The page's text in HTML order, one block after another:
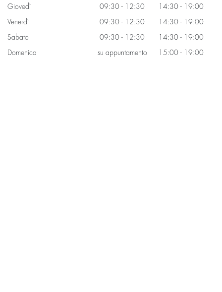
Giovedì
09:30 - 12:30
14:30 - 19:00
Venerdì
09:30 - 12:30
14:30 - 19:00
Sabato
09:30 - 12:30
14:30 - 19:00
Domenica
su appuntamento 15:00 - 19:00